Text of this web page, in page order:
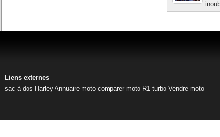
Liens externes
sac à dos Harley Annuaire moto comparer moto R1 turbo Vendre moto